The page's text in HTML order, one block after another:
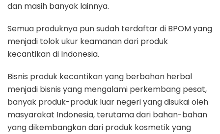
dan masih banyak lainnya.
Semua produknya pun sudah terdaftar di BPOM yang
menjadi tolok ukur keamanan dari produk
kecantikan di Indonesia.
Bisnis produk kecantikan yang berbahan herbal
menjadi bisnis yang mengalami perkembang pesat,
banyak produk-produk luar negeri yang disukai oleh
masyarakat Indonesia, terutama dari bahan-bahan
yang dikembangkan dari produk kosmetik yang